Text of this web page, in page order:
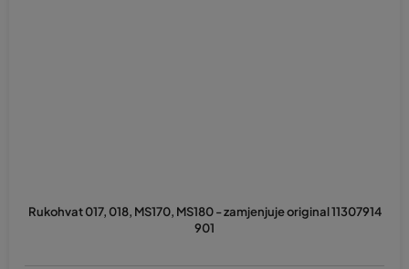
Rukohvat 017, 018, MS170, MS180 - zamjenjuje original 11307914
901